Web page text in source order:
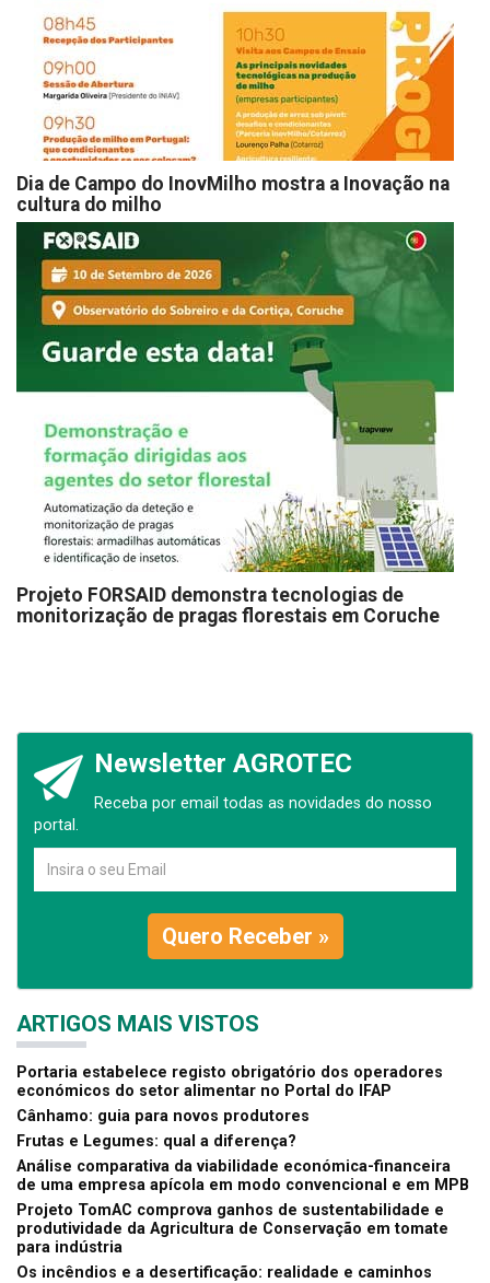
Dia de Campo do InovMilho mostra a Inovação na
cultura do milho
Projeto FORSAID demonstra tecnologias de
monitorização de pragas florestais em Coruche
Newsletter AGROTEC
Receba por email todas as novidades do nosso
portal.
Quero Receber »
ARTIGOS MAIS VISTOS
Portaria estabelece registo obrigatório dos operadores
económicos do setor alimentar no Portal do IFAP
Cânhamo: guia para novos produtores
Frutas e Legumes: qual a diferença?
Análise comparativa da viabilidade económica-financeira
de uma empresa apícola em modo convencional e em MPB
Projeto TomAC comprova ganhos de sustentabilidade e
produtividade da Agricultura de Conservação em tomate
para indústria
Os incêndios e a desertificação: realidade e caminhos